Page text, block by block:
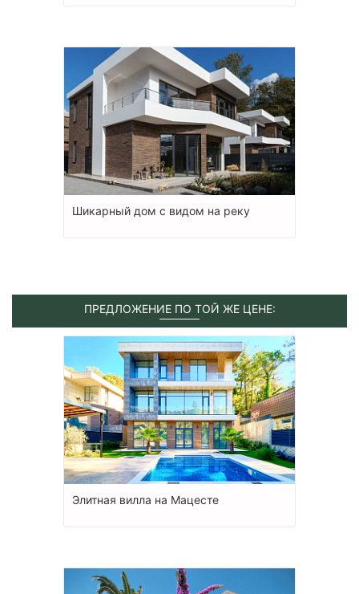
Шикарный дом с видом на реку
ПРЕДЛОЖЕНИЕ ПО ТОЙ ЖЕ ЦЕНЕ:
Элитная вилла на Мацесте